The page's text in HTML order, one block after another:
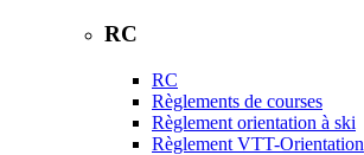
RC
RC
Règlements de courses
Règlement orientation à ski
Règlement VTT-Orientation